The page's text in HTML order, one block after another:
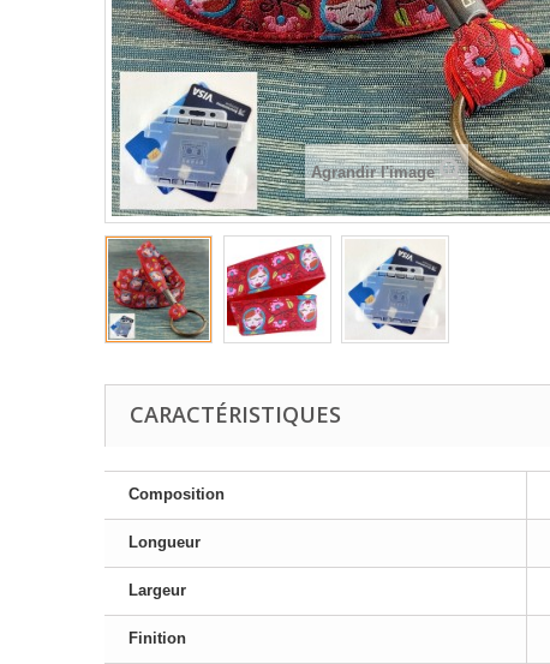
Agrandir l'image
CARACTÉRISTIQUES
Composition
Longueur
Largeur
Finition